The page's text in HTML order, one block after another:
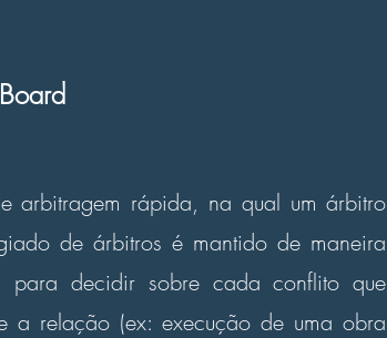
arbitragem rápida, na qual um árbitro
de árbitros é mantido de maneira
para decidir sobre cada conflito que
a relação (ex: execução de uma obra